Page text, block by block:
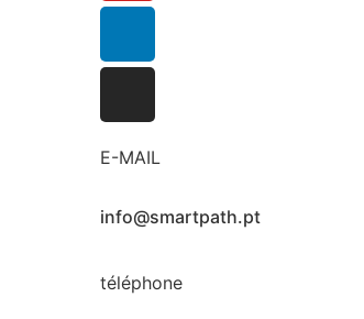
E-MAIL
info@smartpath.pt
téléphone